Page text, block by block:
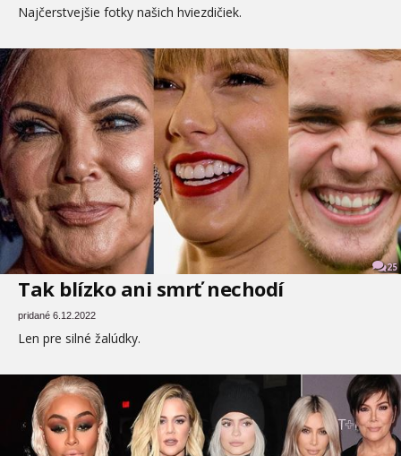
Najčerstvejšie fotky našich hviezdičiek.
25
Tak blízko ani smrť nechodí
pridané 6.12.2022
Len pre silné žalúdky.